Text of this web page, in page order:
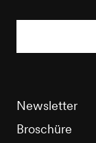
Newsletter
Broschüre